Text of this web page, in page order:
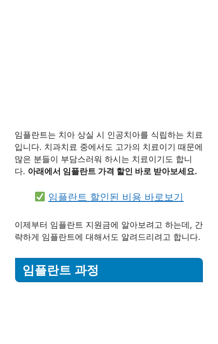
임플란트는 치아 상실 시 인공치아를 식립하는 치료
입니다. 치과치료 중에서도 고가의 치료이기 때문에
많은 분들이 부담스러워 하시는 치료이기도 합니
다. 아래에서 임플란트 가격 할인 바로 받아보세요.
임플란트 할인된 비용 바로보기
이제부터 임플란트 지원금에 알아보려고 하는데, 간
략하게 임플란트에 대해서도 알려드리려고 합니다.
임플란트 과정